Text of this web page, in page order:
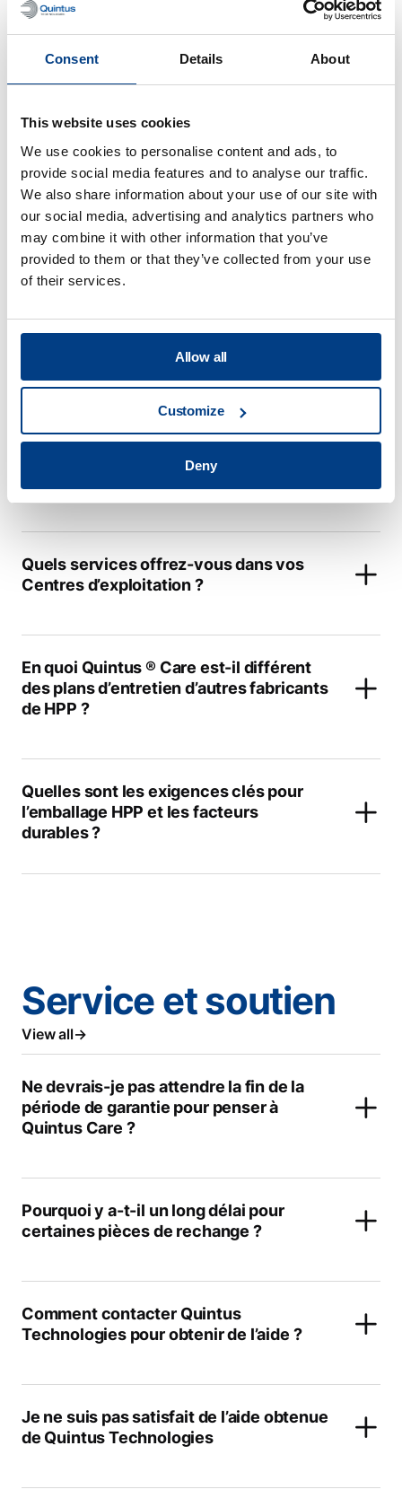
Consent Details About
This website uses cookies
We use cookies to personalise content and ads, to
provide social media features and to analyse our traffic.
We also share information about your use of our site with
our social media, advertising and analytics partners who
may combine it with other information that you’ve
provided to them or that they’ve collected from your use
of their services.
Allow all
Customize
Deny
production de batteries Li-ion de
pointe ?
Traitement des
aliments
View all
Quels sont les avantages de la
technologie de traitement à haute
pression ?
Quelles sont les principales
Quels services offrez-vous dans vos
Centres d’exploitation ?
En quoi Quintus ® Care est-il différent
des plans d’entretien d’autres fabricants
de HPP ?
Quelles sont les exigences clés pour
l’emballage HPP et les facteurs
durables ?
Service et soutien
View all
Ne devrais-je pas attendre la fin de la
période de garantie pour penser à
Quintus Care ?
Pourquoi y a-t-il un long délai pour
certaines pièces de rechange ?
Comment contacter Quintus
Technologies pour obtenir de l’aide ?
Je ne suis pas satisfait de l’aide obtenue
de Quintus Technologies